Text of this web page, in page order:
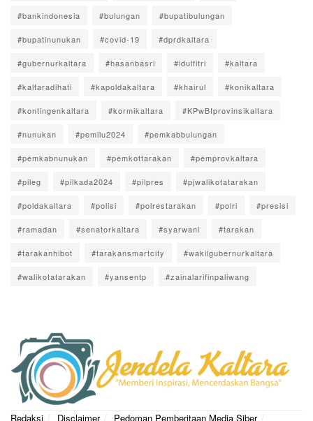
#bankindonesia #bulungan #bupatibulungan
#bupatinunukan #covid-19 #dprdkaltara
#gubernurkaltara #hasanbasri #idulfitri #kaltara
#kaltaradihati #kapoldakaltara #khairul #konikaltara
#kontingenkaltara #kormikaltara #KPwBIprovinsikaltara
#nunukan #pemilu2024 #pemkabbulungan
#pemkabnunukan #pemkottarakan #pemprovkaltara
#pileg #pilkada2024 #pilpres #pjwalikotatarakan
#poldakaltara #polisi #polrestarakan #polri #presisi
#ramadan #senatorkaltara #syarwani #tarakan
#tarakanhibot #tarakansmartcity #wakilgubernurkaltara
#walikotatarakan #yansentp #zainalarifinpaliwang
Redaksi Disclaimer Pedoman Pemberitaan Media Siber